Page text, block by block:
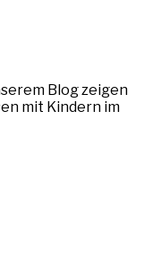
Blog zeigen
mit Kindern im